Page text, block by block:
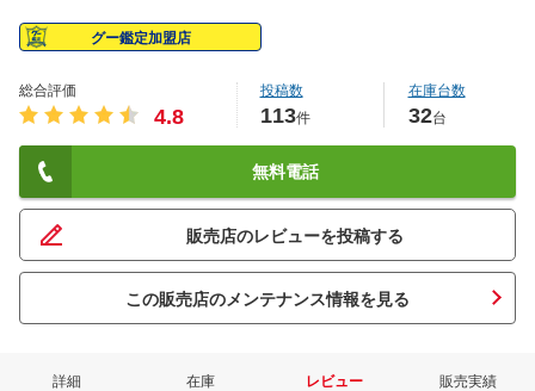
グー鑑定加盟店
総合評価
4.8
投稿数
113件
在庫台数
32台
無料電話
販売店のレビューを投稿する
この販売店のメンテナンス情報を見る
詳細 在庫 レビュー 販売実績